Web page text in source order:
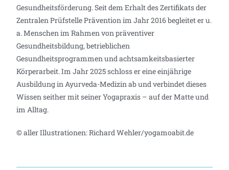
Gesundheitsförderung. Seit dem Erhalt des Zertifikats der
Zentralen Prüfstelle Prävention im Jahr 2016 begleitet er u.
a. Menschen im Rahmen von präventiver
Gesundheitsbildung, betrieblichen
Gesundheitsprogrammen und achtsamkeitsbasierter
Körperarbeit. Im Jahr 2025 schloss er eine einjährige
Ausbildung in Ayurveda-Medizin ab und verbindet dieses
Wissen seither mit seiner Yogapraxis – auf der Matte und
im Alltag.
© aller Illustrationen: Richard Wehler/yogamoabit.de